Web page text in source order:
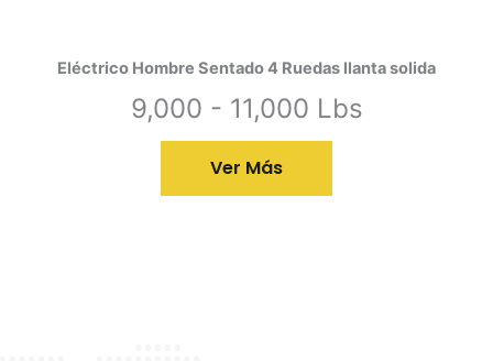
Eléctrico Hombre Sentado 4 Ruedas llanta solida
9,000 - 11,000 Lbs
Ver Más